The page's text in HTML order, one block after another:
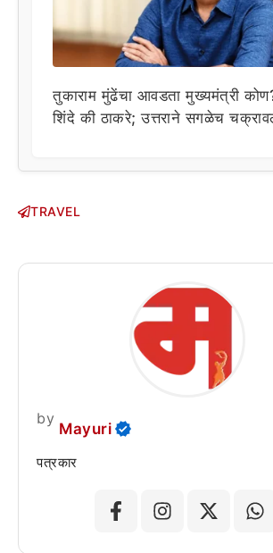
तुकाराम मुंढेंचा आवडता मुख्यमंत्री
शिंदे की ठाकरे; उत्तराने सगळेच
TRAVEL
by
Mayuri
पत्रकार